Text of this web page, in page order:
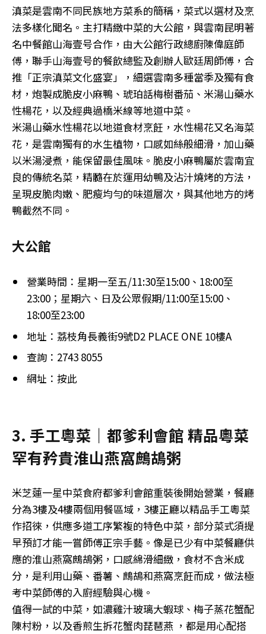
滇菜是雲南不同民族地方菜系的簡稱，菜式以選材及烹
法多樣化聞名。主打精緻中菜的大公館，與雲南昆明著
名中餐館山海壹号合作，由大公館行政總廚陳偉庭師
傅，聯手山海壹号的餐飲總監及創辦人歐廷周師傅，合
推「正宗滇菜文化盛宴」，細選雲南多種當季及獨有食
材，炮製成脆皮小麻鴨、琥珀話梅樹番茄、米湯山藥水
性楊花，以及經典過橋米線等地道中菜。
米湯山藥水性楊花以地道食材烹飪，水性楊花又名海菜
花，是雲南獨有的水生植物，口感如絲般細滑，加山藥
以米湯浸煮，能保留最佳風味。脆皮小麻鴨屬於雲南宜
良的傳統名菜，精髓在於運用幼鴨及沾汁燒烤的方法，
呈現皮脆肉嫩、肥瘦均勻的味道層次，與其他地方的烤
鴨截然不同。
大公館
營業時間：星期一至五/11:30至15:00、18:00至
23:00；星期六、日及公眾假期/11:00至15:00、
18:00至23:00
地址：荔枝角長義街9號D2 PLACE ONE 10樓A
查詢：2743 8055
網址：按此
3. 手工粵菜｜都爹利會館 精品粵菜
罕有矜貴淮山燕窩鷓鴣粥
米芝蓮一星中菜食府都爹利會館重裝後開始營業，餐廳
分為3樓及4樓兩個用餐區域，3樓正廳以精品手工粵菜
作招徠，供應多道工序繁複的特色中菜，部分菜式須提
早預訂才能一嘗師傅正宗手藝。像是已少有中菜餐廳供
應的淮山燕窩鷓鴣粥，口感綿滑細緻，食材不含米成
分，是利用山藥、番薯、鷓鴣和燕窩烹飪而成，做法極
考中菜師傅的入廚經驗與心機。
值得一試的中菜，如濃雞汁玻璃大蝦球、梅子蒸花蟹配
陳村粉，以及香煎生拆花蟹肉琵琶燕 ，都是用心配搭